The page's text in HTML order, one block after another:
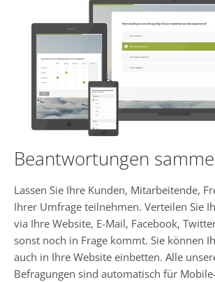
Beantwortungen
Lassen Sie Ihre Kunden, Mitarbeitende,
Ihrer Umfrage teilnehmen. Verteilen Sie
via Ihre Website, E-Mail, Facebook,
sonst noch in Frage kommt. Sie können
auch in Ihre Website einbetten. Alle
Befragungen sind automatisch für